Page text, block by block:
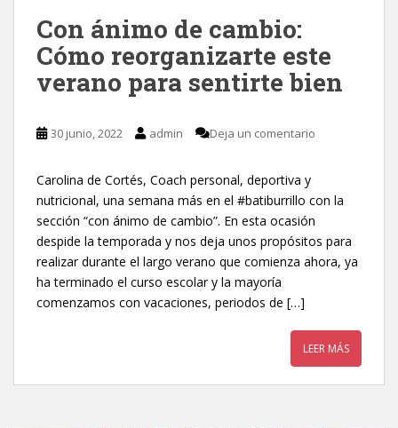
Con ánimo de cambio:
Cómo reorganizarte este
verano para sentirte bien
30 junio, 2022 admin Deja un comentario
Carolina de Cortés, Coach personal, deportiva y
nutricional, una semana más en el #batiburrillo con la
sección “con ánimo de cambio”. En esta ocasión
despide la temporada y nos deja unos propósitos para
realizar durante el largo verano que comienza ahora, ya
ha terminado el curso escolar y la mayoría
comenzamos con vacaciones, periodos de […]
LEER MÁS